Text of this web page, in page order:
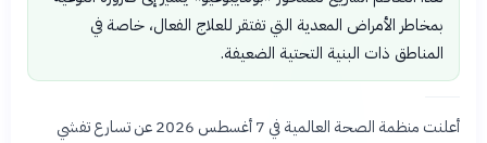
بمخاطر الأمراض المعدية التي تفتقر للعلاج الفعال، خاصة في
المناطق ذات البنية التحتية الضعيفة.
أعلنت منظمة الصحة العالمية في 7 أغسطس 2026 عن تسارع تفشي